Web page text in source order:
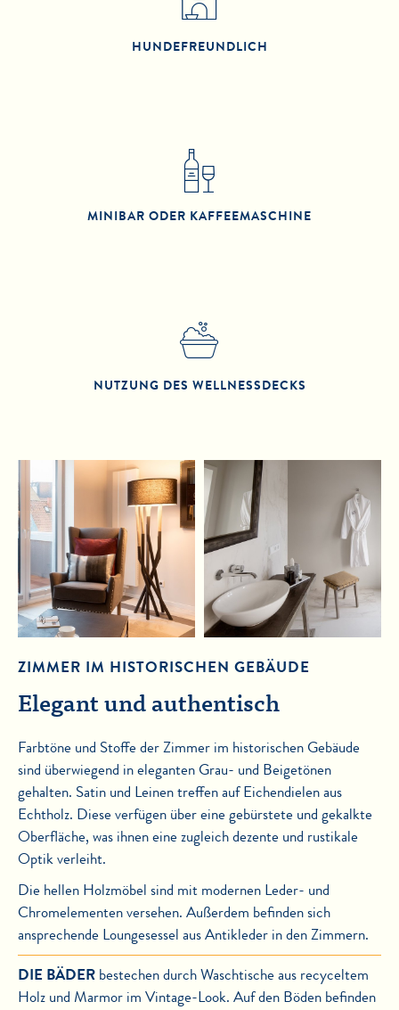
HUNDE­FREUNDLICH
MINIBAR ODER KAFFEEMASCHINE
NUTZUNG DES WELLNESSDECKS
ZIMMER IM HISTORISCHEN GEBÄUDE
Elegant und authentisch
Farbtöne und Stoffe der Zimmer im historischen Gebäude
sind überwiegend in eleganten Grau- und Beigetönen
gehalten. Satin und Leinen treffen auf Eichendielen aus
Echtholz. Diese verfügen über eine gebürstete und gekalkte
Oberfläche, was ihnen eine zugleich dezente und rustikale
Optik verleiht.
Die hellen Holzmöbel sind mit modernen Leder- und
Chromelementen versehen. Außerdem befinden sich
ansprechende Loungesessel aus Antikleder in den Zimmern.
DIE BÄDER bestechen durch Waschtische aus recyceltem
Holz und Marmor im Vintage-Look. Auf den Böden befinden